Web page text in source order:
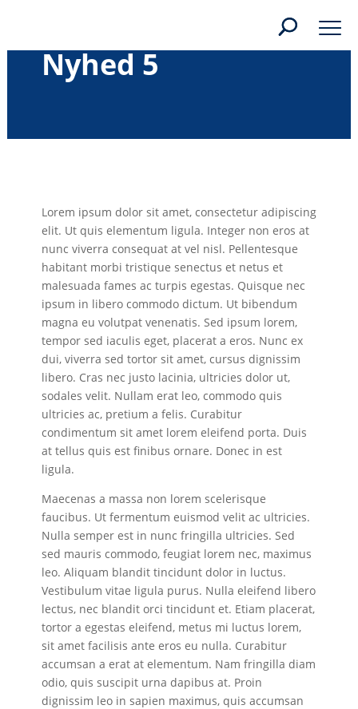
Nyhed 5
Lorem ipsum dolor sit amet, consectetur adipiscing
elit. Ut quis elementum ligula. Integer non eros at
nunc viverra consequat at vel nisl. Pellentesque
habitant morbi tristique senectus et netus et
malesuada fames ac turpis egestas. Quisque nec
ipsum in libero commodo dictum. Ut bibendum
magna eu volutpat venenatis. Sed ipsum lorem,
tempor sed iaculis eget, placerat a eros. Nunc ex
dui, viverra sed tortor sit amet, cursus dignissim
libero. Cras nec justo lacinia, ultricies dolor ut,
sodales velit. Nullam erat leo, commodo quis
ultricies ac, pretium a felis. Curabitur
condimentum sit amet lorem eleifend porta. Duis
at tellus quis est finibus ornare. Donec in est
ligula.
Maecenas a massa non lorem scelerisque
faucibus. Ut fermentum euismod velit ac ultricies.
Nulla semper est in nunc fringilla ultricies. Sed
sed mauris commodo, feugiat lorem nec, maximus
leo. Aliquam blandit tincidunt dolor in luctus.
Vestibulum vitae ligula purus. Nulla eleifend libero
lectus, nec blandit orci tincidunt et. Etiam placerat,
tortor a egestas eleifend, metus mi luctus lorem,
sit amet facilisis ante eros eu nulla. Curabitur
accumsan a erat at elementum. Nam fringilla diam
odio, quis suscipit urna dapibus at. Proin
dignissim leo in sapien maximus, quis accumsan